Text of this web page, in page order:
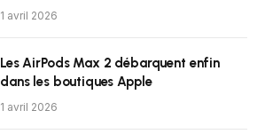
1 avril 2026
Les AirPods Max 2 débarquent enfin
dans les boutiques Apple
1 avril 2026